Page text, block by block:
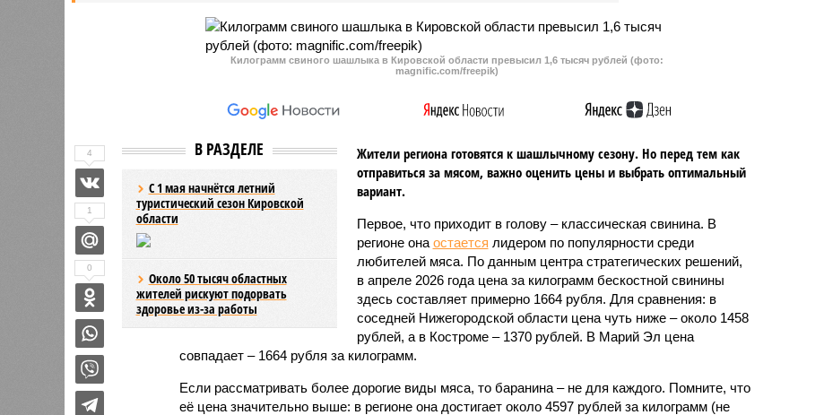
Килограмм свиного шашлыка в Кировской области превысил 1,6 тысяч рублей (фото:
magnific.com/freepik)
В РАЗДЕЛЕ
С 1 мая начнётся летний
туристический сезон Кировской
области
Около 50 тысяч областных
жителей рискуют подорвать
здоровье из-за работы
Жители региона готовятся к шашлычному сезону. Но перед тем как
отправиться за мясом, важно оценить цены и выбрать оптимальный
вариант.
Первое, что приходит в голову – классическая свинина. В
регионе она остается лидером по популярности среди
любителей мяса. По данным центра стратегических решений,
в апреле 2026 года цена за килограмм бескостной свинины
здесь составляет примерно 1664 рубля. Для сравнения: в
соседней Нижегородской области цена чуть ниже – около 1458
рублей, а в Костроме – 1370 рублей. В Марий Эл цена
совпадает – 1664 рубля за килограмм.
Если рассматривать более дорогие виды мяса, то баранина – не для каждого. Помните, что
её цена значительно выше: в регионе она достигает около 4597 рублей за килограмм (не
4
1
0